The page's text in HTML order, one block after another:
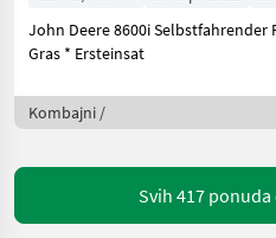
John Deere 8600i Selbstfahrender
Gras * Ersteinsat
Kombajni /
Svih 417